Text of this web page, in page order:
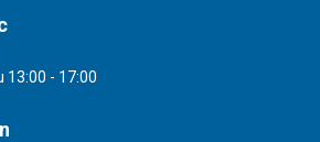
13:00 - 17:00